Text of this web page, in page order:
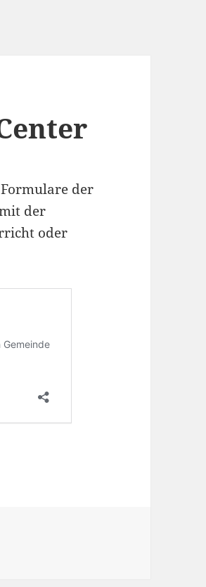
der
der
oder